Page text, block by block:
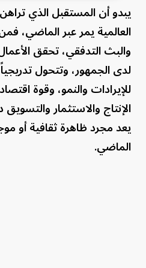
يبدو أن المستقبل الذي
العالمية يمر عبر الماضي،
والبث التدفقي، تحقق
لدى الجمهور، وتتحول
للإيرادات والنمو، وقوة
الإنتاج والاستثمار
يعد مجرد ظاهرة ثقافية أو
الماضي.